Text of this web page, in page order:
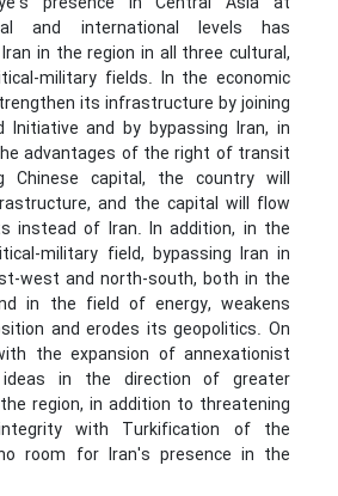
and international levels has
in the region in all three cultural,
military fields. In the economic
its infrastructure by joining
Initiative and by bypassing Iran, in
advantages of the right of transit
Chinese capital, the country will
and the capital will flow
instead of Iran. In addition, in the
military field, bypassing Iran in
west and north-south, both in the
in the field of energy, weakens
and erodes its geopolitics. On
the expansion of annexationist
ideas in the direction of greater
region, in addition to threatening
with Turkification of the
room for Iran's presence in the